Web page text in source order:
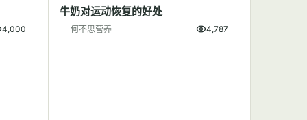
4,000
牛奶对运动恢复的好处
何不思营养 4,787